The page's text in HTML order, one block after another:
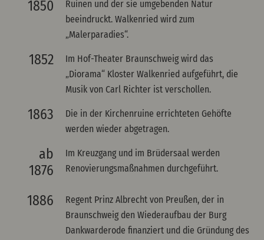
1850
Ruinen und der sie umgebenden Natur
beeindruckt. Walkenried wird zum
„Malerparadies“.
1852
Im Hof-Theater Braunschweig wird das
„Diorama“ Kloster Walkenried aufgeführt, die
Musik von Carl Richter ist verschollen.
1863
Die in der Kirchenruine errichteten Gehöfte
werden wieder abgetragen.
ab
1876
Im Kreuzgang und im Brüdersaal werden
Renovierungsmaßnahmen durchgeführt.
1886
Regent Prinz Albrecht von Preußen, der in
Braunschweig den Wiederaufbau der Burg
Dankwarderode finanziert und die Gründung des